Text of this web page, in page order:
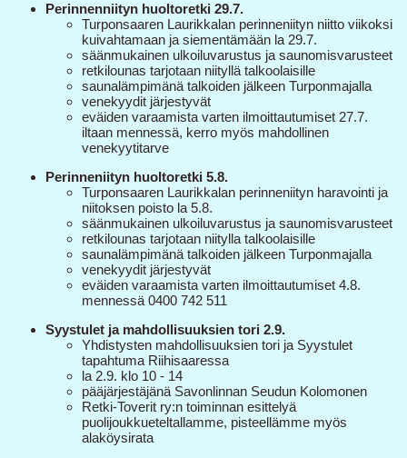
Perinnenniityn huoltoretki 29.7.
Turponsaaren Laurikkalan perinneniityn niitto viikoksi
kuivahtamaan ja siementämään la 29.7.
säänmukainen ulkoiluvarustus ja saunomisvarusteet
retkilounas tarjotaan niityllä talkoolaisille
saunalämpimänä talkoiden jälkeen Turponmajalla
venekyydit järjestyvät
eväiden varaamista varten ilmoittautumiset 27.7.
iltaan mennessä, kerro myös mahdollinen
venekyytitarve
Perinneniityn huoltoretki 5.8.
Turponsaaren Laurikkalan perinneniityn haravointi ja
niitoksen poisto la 5.8.
säänmukainen ulkoiluvarustus ja saunomisvarusteet
retkilounas tarjotaan niitylla talkoolaisille
saunalämpimänä talkoiden jälkeen Turponmajalla
venekyydit järjestyvät
eväiden varaamista varten ilmoittautumiset 4.8.
mennessä 0400 742 511
Syystulet ja mahdollisuuksien tori 2.9.
Yhdistysten mahdollisuuksien tori ja Syystulet
tapahtuma Riihisaaressa
la 2.9. klo 10 - 14
pääjärjestäjänä Savonlinnan Seudun Kolomonen
Retki-Toverit ry:n toiminnan esittelyä
puolijoukkueteltallamme, pisteellämme myös
alaköysirata